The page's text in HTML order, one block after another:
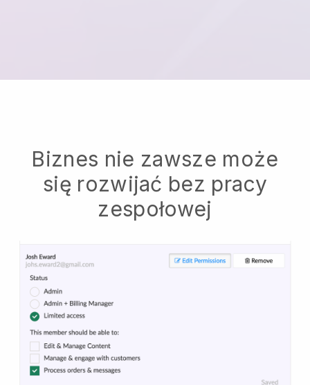
Biznes nie zawsze może
się rozwijać bez pracy
zespołowej